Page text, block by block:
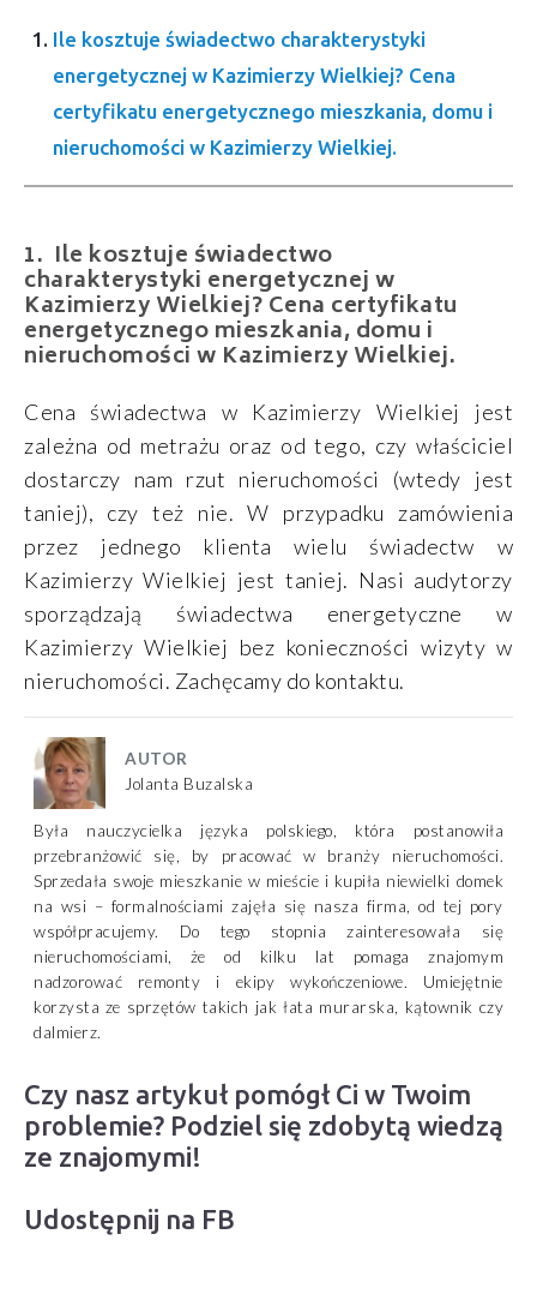
Ile kosztuje świadectwo charakterystyki
energetycznej w Kazimierzy Wielkiej? Cena
certyfikatu energetycznego mieszkania, domu i
nieruchomości w Kazimierzy Wielkiej.
Ile kosztuje świadectwo
charakterystyki energetycznej w
Kazimierzy Wielkiej? Cena certyfikatu
energetycznego mieszkania, domu i
nieruchomości w Kazimierzy Wielkiej.
Cena świadectwa w Kazimierzy Wielkiej jest
zależna od metrażu oraz od tego, czy właściciel
dostarczy nam rzut nieruchomości (wtedy jest
taniej), czy też nie. W przypadku zamówienia
przez jednego klienta wielu świadectw w
Kazimierzy Wielkiej jest taniej. Nasi audytorzy
sporządzają świadectwa energetyczne w
Kazimierzy Wielkiej bez konieczności wizyty w
nieruchomości. Zachęcamy do kontaktu.
AUTOR
Jolanta Buzalska
Była nauczycielka języka polskiego, która postanowiła
przebranżowić się, by pracować w branży nieruchomości.
Sprzedała swoje mieszkanie w mieście i kupiła niewielki domek
na wsi – formalnościami zajęła się nasza firma, od tej pory
współpracujemy. Do tego stopnia zainteresowała się
nieruchomościami, że od kilku lat pomaga znajomym
nadzorować remonty i ekipy wykończeniowe. Umiejętnie
korzysta ze sprzętów takich jak łata murarska, kątownik czy
dalmierz.
Czy nasz artykuł pomógł Ci w Twoim
problemie? Podziel się zdobytą wiedzą
ze znajomymi!
Udostępnij na FB